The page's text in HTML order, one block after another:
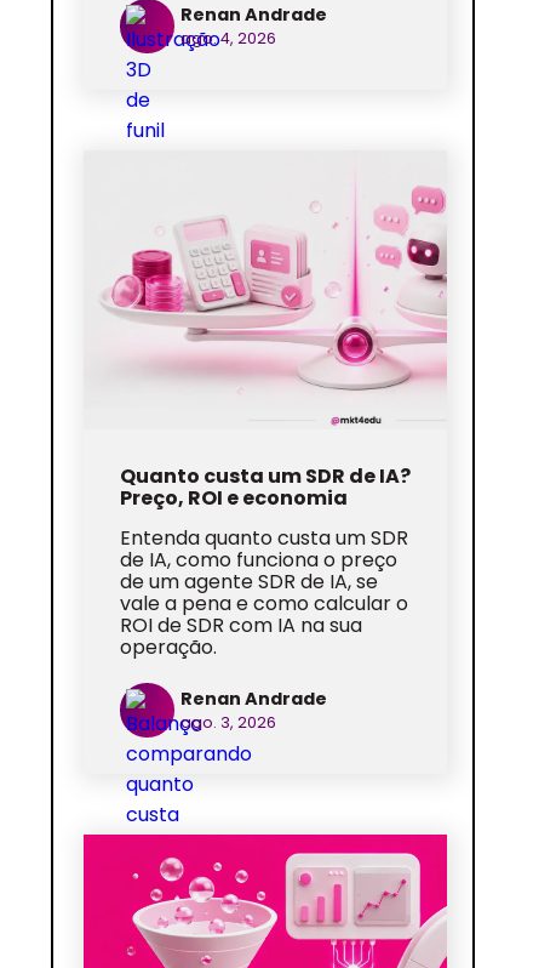
Renan Andrade
ago. 4, 2026
Quanto custa um SDR de IA?
Preço, ROI e economia
Entenda quanto custa um SDR
de IA, como funciona o preço
de um agente SDR de IA, se
vale a pena e como calcular o
ROI de SDR com IA na sua
operação.
Renan Andrade
ago. 3, 2026